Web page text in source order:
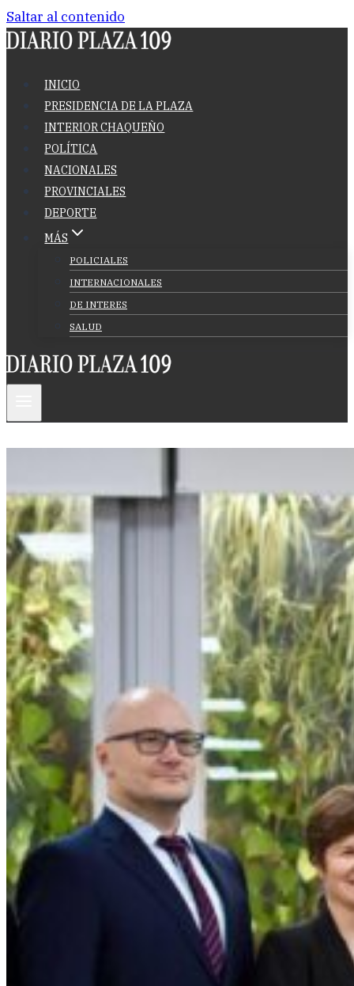
Saltar al contenido
INICIO
PRESIDENCIA DE LA PLAZA
INTERIOR CHAQUEÑO
POLÍTICA
NACIONALES
PROVINCIALES
DEPORTE
MÁS
POLICIALES
INTERNACIONALES
DE INTERES
SALUD